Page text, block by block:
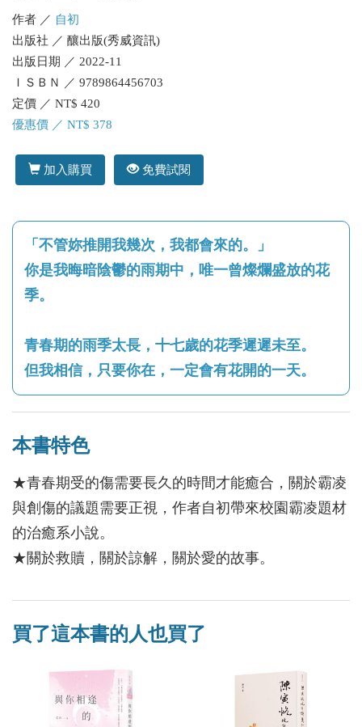
作者 ／ 自初
出版社 ／ 釀出版(秀威資訊)
出版日期 ／ 2022-11
ＩＳＢＮ ／ 9789864456703
定價 ／ NT$ 420
優惠價 ／ NT$ 378
加入購買 免費試閱
「不管妳推開我幾次，我都會來的。」
你是我晦暗陰鬱的雨期中，唯一曾燦爛盛放的花
季。
青春期的雨季太長，十七歲的花季遲遲未至。
但我相信，只要你在，一定會有花開的一天。
本書特色
★青春期受的傷需要長久的時間才能癒合，關於霸凌
與創傷的議題需要正視，作者自初帶來校園霸凌題材
的治癒系小說。
★關於救贖，關於諒解，關於愛的故事。
買了這本書的人也買了